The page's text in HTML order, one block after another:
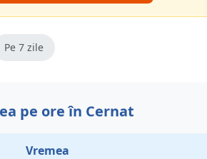
Pe 7 zile
pe ore în Cernat
Vremea